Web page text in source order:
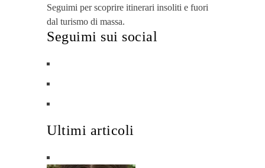
Seguimi per scoprire itinerari insoliti e fuori
dal turismo di massa.
Seguimi sui social
Ultimi articoli